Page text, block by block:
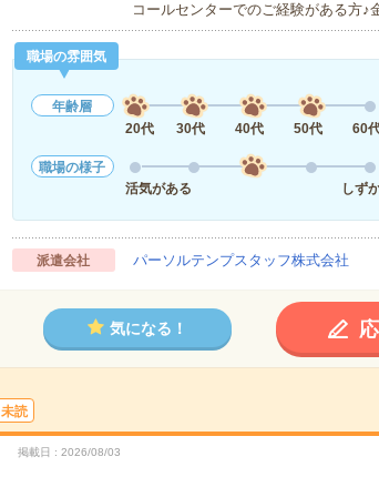
コールセンターでのご経験がある方♪
職場の雰囲気
年齢層
20代
30代 40代 50代 60
職場の様子
活気がある
しず
派遣会社 パーソルテンプスタッフ株式会社
気になる！
未読
掲載日 2026/08/03